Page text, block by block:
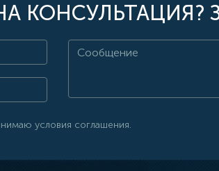
КОНСУЛЬТАЦИЯ?
условия соглашения.